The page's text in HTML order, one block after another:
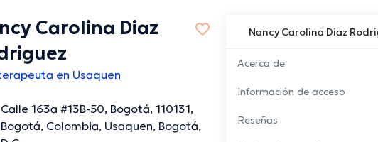
Nancy Carolina Diaz
Acerca de
Información de acceso
Reseñas
Carolina Diaz
en Usaquen
Calle 163a #13B-50, Bogotá, 110131,
Bogotá, Colombia, Usaquen, Bogotá,